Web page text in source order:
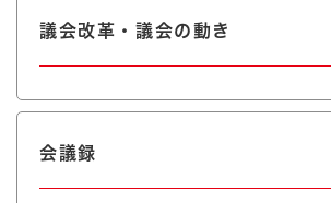
議会改革・議会の動き
会議録